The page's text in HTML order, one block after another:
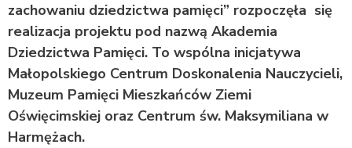
zachowaniu dziedzictwa pamięci” rozpoczęła się
realizacja projektu pod nazwą Akademia
Dziedzictwa Pamięci. To wspólna inicjatywa
Małopolskiego Centrum Doskonalenia Nauczycieli,
Muzeum Pamięci Mieszkańców Ziemi
Oświęcimskiej oraz Centrum św. Maksymiliana w
Harmężach.